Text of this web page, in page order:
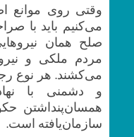
وقتی روی
می‌کنیم باید با
صلح همان
مردم ملکی و
می‌کشند. هر نوع
و دشمنی با
همسان‌پنداشتن
سازمان‌یافته است.